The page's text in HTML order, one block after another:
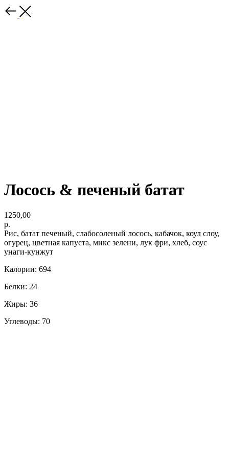
Лосось & печеный батат
1250,00
р.
Рис, батат печеный, слабосоленый лосось, кабачок, коул слоу,
огурец, цветная капуста, микс зелени, лук фри, хлеб, соус
унаги-кунжут
Калории: 694
Белки: 24
Жиры: 36
Углеводы: 70